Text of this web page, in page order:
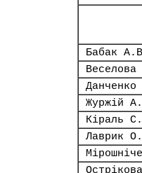
Бабак
Журжій
Кіраль
Лаврик